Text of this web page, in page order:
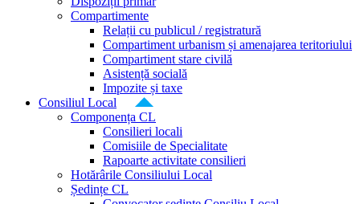
Compartimente
Relații cu publicul / registratură
Compartiment urbanism și amenajarea teritoriului
Compartiment stare civilă
Asistență socială
Impozite și taxe
Consiliul Local
Componența CL
Consilieri locali
Comisiile de Specialitate
Rapoarte activitate consilieri
Hotărârile Consiliului Local
Ședințe CL